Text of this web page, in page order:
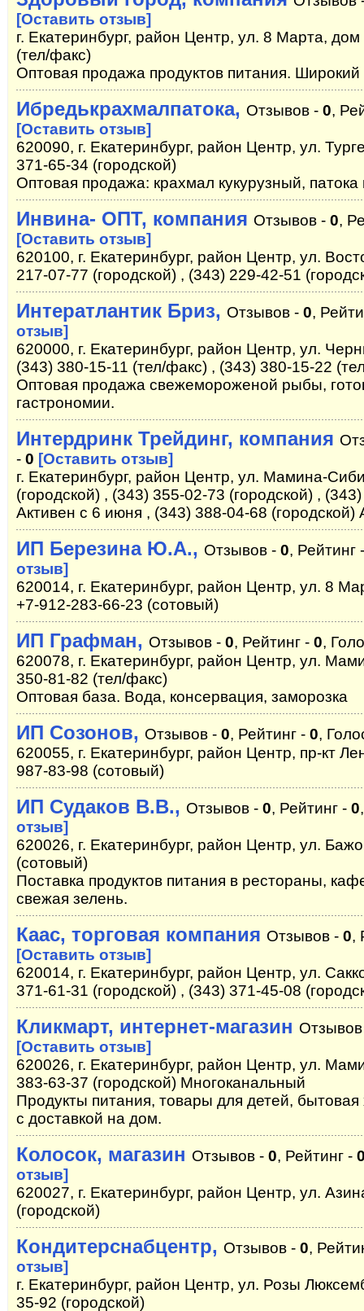
[Оставить отзыв]
г. Екатеринбург, район Центр, ул. 8 Марта,
(тел/факс)
Оптовая продажа продуктов питания.
Ибредькрахмалпатока, Отзывов - 0,
[Оставить отзыв]
620090, г. Екатеринбург, район Центр, ул.
371-65-34 (городской)
Оптовая продажа: крахмал кукурузный,
Инвина- ОПТ, компания Отзывов - 0,
[Оставить отзыв]
620100, г. Екатеринбург, район Центр, ул.
217-07-77 (городской) , (343) 229-42-51
Интератлантик Бриз, Отзывов - 0,
отзыв]
620000, г. Екатеринбург, район Центр, ул.
(343) 380-15-11 (тел/факс) , (343) 380-15-22
Оптовая продажа свежемороженой рыбы,
гастрономии.
Интердринк Трейдинг, компания
- 0 [Оставить отзыв]
г. Екатеринбург, район Центр, ул. Мамина-
(городской) , (343) 355-02-73 (городской) ,
Активен с 6 июня , (343) 388-04-68 (городской)
ИП Березина Ю.А., Отзывов - 0, Рейтинг
отзыв]
620014, г. Екатеринбург, район Центр, ул. 8
+7-912-283-66-23 (сотовый)
ИП Графман, Отзывов - 0, Рейтинг - 0,
620078, г. Екатеринбург, район Центр, ул.
350-81-82 (тел/факс)
Оптовая база. Вода, консервация, заморозка
ИП Созонов, Отзывов - 0, Рейтинг - 0,
620055, г. Екатеринбург, район Центр, пр-кт
987-83-98 (сотовый)
ИП Судаков В.В., Отзывов - 0, Рейтинг - 0
отзыв]
620026, г. Екатеринбург, район Центр, ул.
(сотовый)
Поставка продуктов питания в рестораны,
свежая зелень.
Каас, торговая компания Отзывов - 0,
[Оставить отзыв]
620014, г. Екатеринбург, район Центр, ул.
371-61-31 (городской) , (343) 371-45-08
Кликмарт, интернет-магазин
[Оставить отзыв]
620026, г. Екатеринбург, район Центр, ул.
383-63-37 (городской) Многоканальный
Продукты питания, товары для детей,
с доставкой на дом.
Колосок, магазин Отзывов - 0, Рейтинг -
отзыв]
620027, г. Екатеринбург, район Центр, ул.
(городской)
Кондитерснабцентр, Отзывов - 0,
отзыв]
г. Екатеринбург, район Центр, ул. Розы
35-92 (городской)